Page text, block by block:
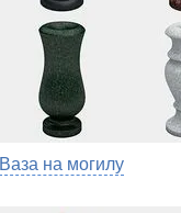
Ваза на могилу